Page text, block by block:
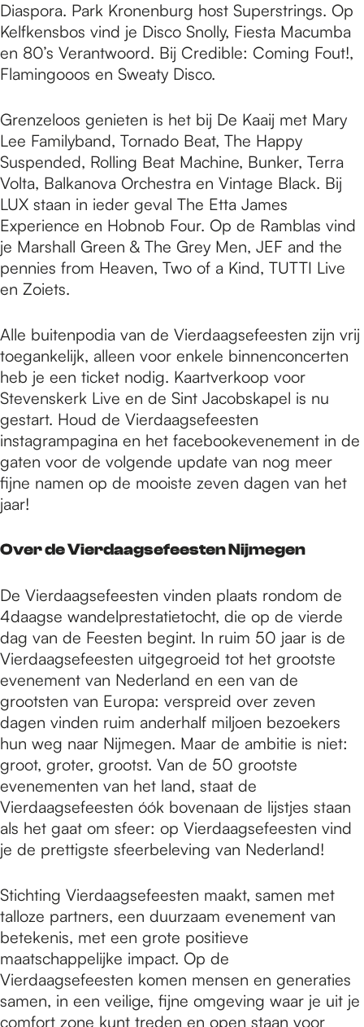
Diaspora. Park Kronenburg host Superstrings. Op
Kelfkensbos vind je Disco Snolly, Fiesta Macumba
en 80’s Verantwoord. Bij Credible: Coming Fout!,
Flamingooos en Sweaty Disco.
Grenzeloos genieten is het bij De Kaaij met Mary
Lee Familyband, Tornado Beat, The Happy
Suspended, Rolling Beat Machine, Bunker, Terra
Volta, Balkanova Orchestra en Vintage Black. Bij
LUX staan in ieder geval The Etta James
Experience en Hobnob Four. Op de Ramblas vind
je Marshall Green & The Grey Men, JEF and the
pennies from Heaven, Two of a Kind, TUTTI Live
en Zoiets.
Alle buitenpodia van de Vierdaagsefeesten zijn vrij
toegankelijk, alleen voor enkele binnenconcerten
heb je een ticket nodig. Kaartverkoop voor
Stevenskerk Live en de Sint Jacobskapel is nu
gestart. Houd de Vierdaagsefeesten
instagrampagina en het facebookevenement in de
gaten voor de volgende update van nog meer
fijne namen op de mooiste zeven dagen van het
jaar!
Over de Vierdaagsefeesten Nijmegen
De Vierdaagsefeesten vinden plaats rondom de
4daagse wandelprestatietocht, die op de vierde
dag van de Feesten begint. In ruim 50 jaar is de
Vierdaagsefeesten uitgegroeid tot het grootste
evenement van Nederland en een van de
grootsten van Europa: verspreid over zeven
dagen vinden ruim anderhalf miljoen bezoekers
hun weg naar Nijmegen. Maar de ambitie is niet:
groot, groter, grootst. Van de 50 grootste
evenementen van het land, staat de
Vierdaagsefeesten óók bovenaan de lijstjes staan
als het gaat om sfeer: op Vierdaagsefeesten vind
je de prettigste sfeerbeleving van Nederland!
Stichting Vierdaagsefeesten maakt, samen met
talloze partners, een duurzaam evenement van
betekenis, met een grote positieve
maatschappelijke impact. Op de
Vierdaagsefeesten komen mensen en generaties
samen, in een veilige, fijne omgeving waar je uit je
comfort zone kunt treden en open staan voor